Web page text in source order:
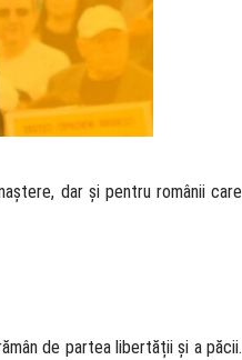
dar și pentru românii care
de partea libertății și a păcii.